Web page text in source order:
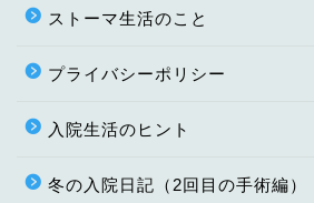
ストーマ生活のこと
プライバシーポリシー
入院生活のヒント
冬の入院日記（2回目の手術編）